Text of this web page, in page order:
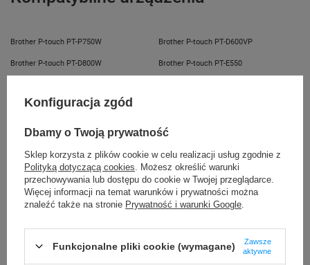
Brother P-touch PT-P750W Brother P-touch PT-D600VP
Brother P-touch PT-D800W Brother P-touch PT-E550
Brother P-touch PT-E550WVP
Brother P-touch PT-P700 Brother P-touch PT-P710BT Cube
Brother P-touch PT-P910BT Cube Pro Brother P-touch PT-P950NW
Brother P-touch PTD610BT
Kupowane razem
Konfiguracja zgód
Dbamy o Twoją prywatność
Sklep korzysta z plików cookie w celu realizacji usług zgodnie z
Polityką dotyczącą cookies . Możesz określić warunki
przechowywania lub dostępu do cookie w Twojej przeglądarce.
Więcej informacji na temat warunków i prywatności można
znaleźć także na stronie Prywatność i warunki Google
Funkcjonalne pliki cookie (wymagane)
Zawsze
aktywne